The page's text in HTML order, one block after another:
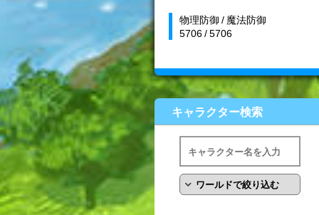
物理防御 / 魔法防御
5706 / 5706
キャラクター検索